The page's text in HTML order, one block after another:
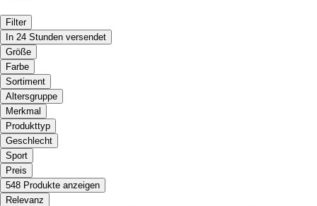
Filter
In 24 Stunden versendet
Größe
Farbe
Sortiment
Altersgruppe
Merkmal
Produkttyp
Geschlecht
Sport
Preis
548 Produkte anzeigen
Relevanz